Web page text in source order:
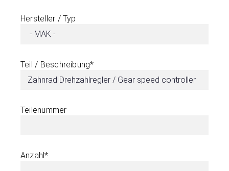
Hersteller / Typ
Teil / Beschreibung*
Teilenummer
Anzahl*